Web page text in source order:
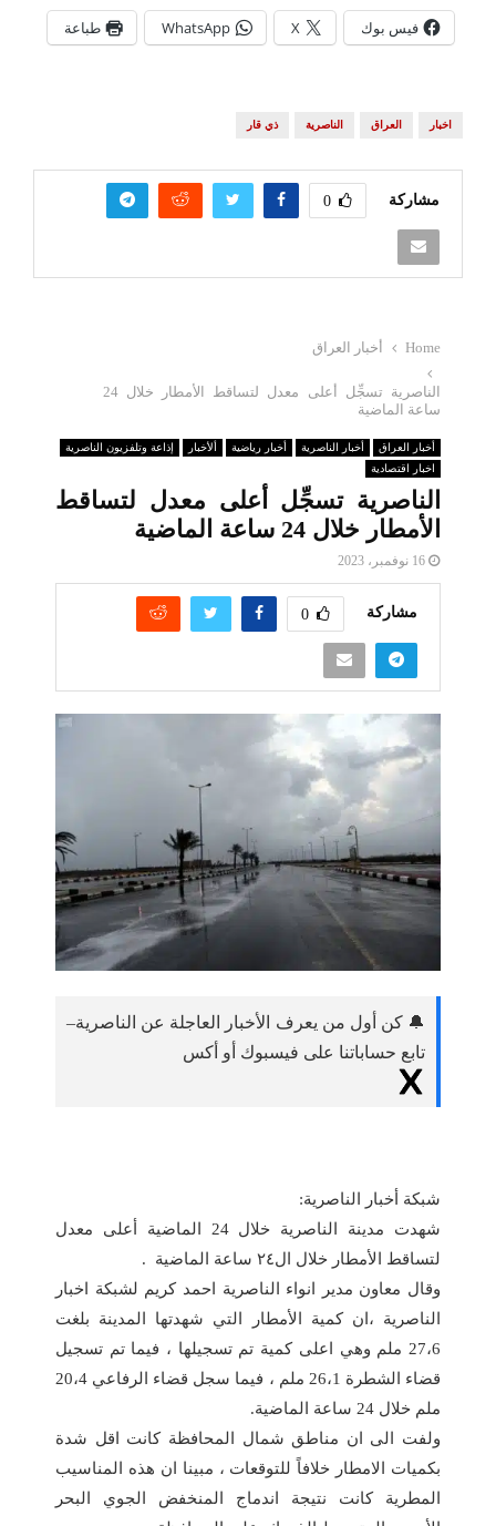
فيس بوك X
WhatsApp طباعة
اخبار العراق الناصرية ذي قار
مشاركة 0
Home أخبار العراق
الناصرية تسجِّل أعلى معدل لتساقط الأمطار خلال 24
ساعة الماضية
أخبار العراق أخبار الناصرية أخبار رياضية ألأخبار
إذاعة وتلفزيون الناصرية
اخبار اقتصادية
الناصرية تسجِّل أعلى معدل لتساقط
الأمطار خلال 24 ساعة الماضية
16 نوفمبر، 2023
مشاركة 0
🔔 كن أول من يعرف الأخبار العاجلة عن الناصرية–
تابع حساباتنا على فيسبوك أو أكس
شبكة أخبار الناصرية:
شهدت مدينة الناصرية خلال 24 الماضية أعلى معدل
لتساقط الأمطار خلال ال٢٤ ساعة الماضية .
وقال معاون مدير انواء الناصرية احمد كريم لشبكة اخبار
الناصرية ،ان كمية الأمطار التي شهدتها المدينة بلغت
27،6 ملم وهي اعلى كمية تم تسجيلها ، فيما تم تسجيل
قضاء الشطرة 26،1 ملم ، فيما سجل قضاء الرفاعي 20،4
ملم خلال 24 ساعة الماضية.
ولفت الى ان مناطق شمال المحافظة كانت اقل شدة
بكميات الامطار خلافاً للتوقعات ، مبينا ان هذه المناسيب
المطرية كانت نتيجة اندماج المنخفض الجوي البحر